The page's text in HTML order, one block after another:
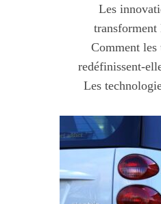
Les
transforment
Comment les
redéfinissent-
Les